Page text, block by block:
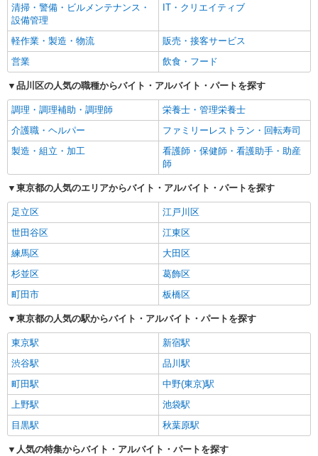
清掃・警備・ビルメンテナンス・
設備管理
IT・クリエイティブ
軽作業・製造・物流
販売・接客サービス
営業
飲食・フード
品川区の人気の職種からバイト・アルバイト・パートを探す
調理・調理補助・調理師
栄養士・管理栄養士
介護職・ヘルパー
ファミリーレストラン・回転寿司
製造・組立・加工
看護師・保健師・看護助手・助産
師
東京都の人気のエリアからバイト・アルバイト・パートを探す
足立区
江戸川区
世田谷区
江東区
練馬区
大田区
杉並区
葛飾区
町田市
板橋区
東京都の人気の駅からバイト・アルバイト・パートを探す
東京駅
新宿駅
渋谷駅
品川駅
町田駅
中野(東京)駅
上野駅
池袋駅
目黒駅
秋葉原駅
人気の特集からバイト・アルバイト・パートを探す